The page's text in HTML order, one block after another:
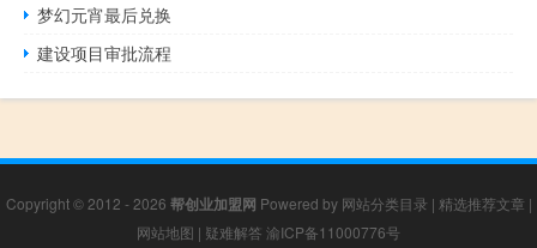
梦幻元宵最后兑换
建设项目审批流程
Copyright © 2012 - 2026 帮创业加盟网 Powered by 网站分类目录 | 精选推荐文章 |
网站地图 | 疑难解答 渝ICP备11000776号